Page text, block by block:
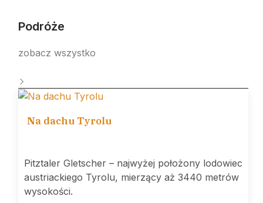
Podróże
zobacz wszystko
Na dachu Tyrolu
Pitztaler Gletscher – najwyżej położony lodowiec
austriackiego Tyrolu, mierzący aż 3440 metrów
wysokości.